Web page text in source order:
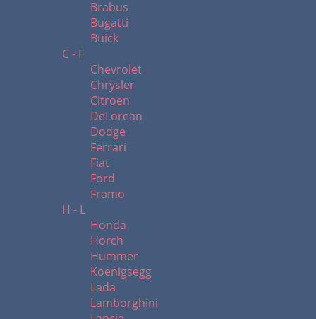
Brabus
Bugatti
Buick
C - F
Chevrolet
Chrysler
Citroen
DeLorean
Dodge
Ferrari
Fiat
Ford
Framo
H - L
Honda
Horch
Hummer
Koenigsegg
Lada
Lamborghini